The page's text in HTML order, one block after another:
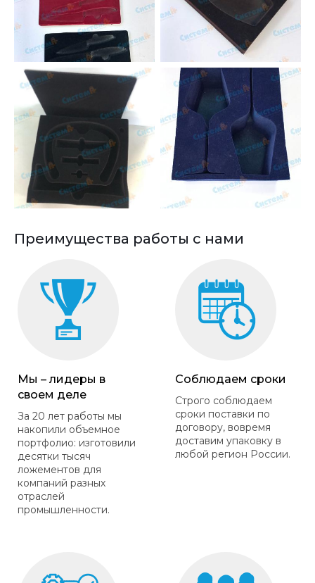
Преимущества работы с нами
Мы – лидеры в
своем деле
За 20 лет работы мы
накопили объемное
портфолио: изготовили
десятки тысяч
ложементов для
компаний разных
отраслей
промышленности.
Соблюдаем сроки
Строго соблюдаем
сроки поставки по
договору, вовремя
доставим упаковку в
любой регион России.